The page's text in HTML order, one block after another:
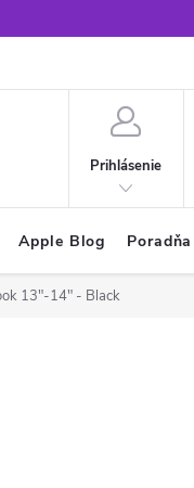
Prihlásenie
Apple Blog Poradňa
13"-14" - Black